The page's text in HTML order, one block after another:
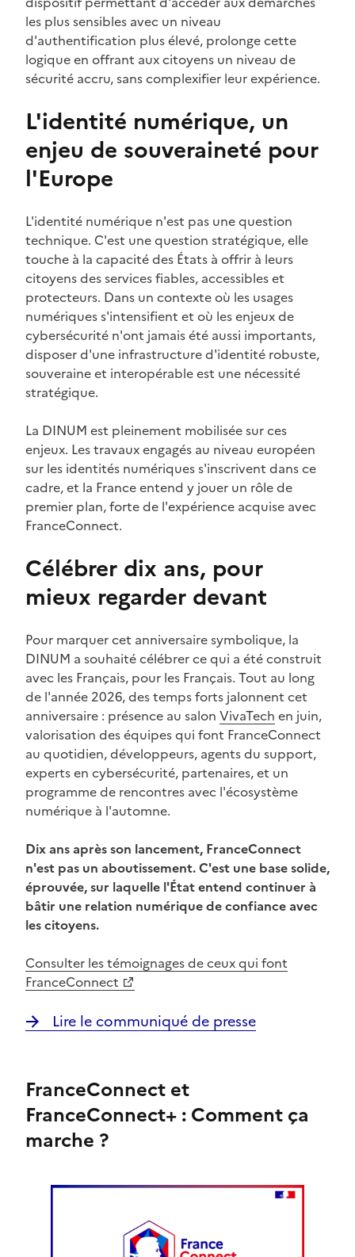
les plus sensibles avec un niveau
d'authentification plus élevé, prolonge cette
logique en offrant aux citoyens un niveau de
sécurité accru, sans complexifier leur expérience.
L'identité numérique, un
enjeu de souveraineté pour
l'Europe
L'identité numérique n'est pas une question
technique. C'est une question stratégique, elle
touche à la capacité des États à offrir à leurs
citoyens des services fiables, accessibles et
protecteurs. Dans un contexte où les usages
numériques s'intensifient et où les enjeux de
cybersécurité n'ont jamais été aussi importants,
disposer d'une infrastructure d'identité robuste,
souveraine et interopérable est une nécessité
stratégique.
La DINUM est pleinement mobilisée sur ces
enjeux. Les travaux engagés au niveau européen
sur les identités numériques s'inscrivent dans ce
cadre, et la France entend y jouer un rôle de
premier plan, forte de l'expérience acquise avec
FranceConnect.
Célébrer dix ans, pour
mieux regarder devant
Pour marquer cet anniversaire symbolique, la
DINUM a souhaité célébrer ce qui a été construit
avec les Français, pour les Français. Tout au long
de l'année 2026, des temps forts jalonnent cet
anniversaire : présence au salon VivaTech en juin,
valorisation des équipes qui font FranceConnect
au quotidien, développeurs, agents du support,
experts en cybersécurité, partenaires, et un
programme de rencontres avec l'écosystème
numérique à l'automne.
Dix ans après son lancement, FranceConnect
n'est pas un aboutissement. C'est une base solide,
éprouvée, sur laquelle l'État entend continuer à
bâtir une relation numérique de confiance avec
les citoyens.
(Ouvre une nouvelle fenêtre)
Consulter les témoignages de ceux qui font
FranceConnect
Lire le communiqué de presse
FranceConnect et
FranceConnect+ : Comment ça
marche ?